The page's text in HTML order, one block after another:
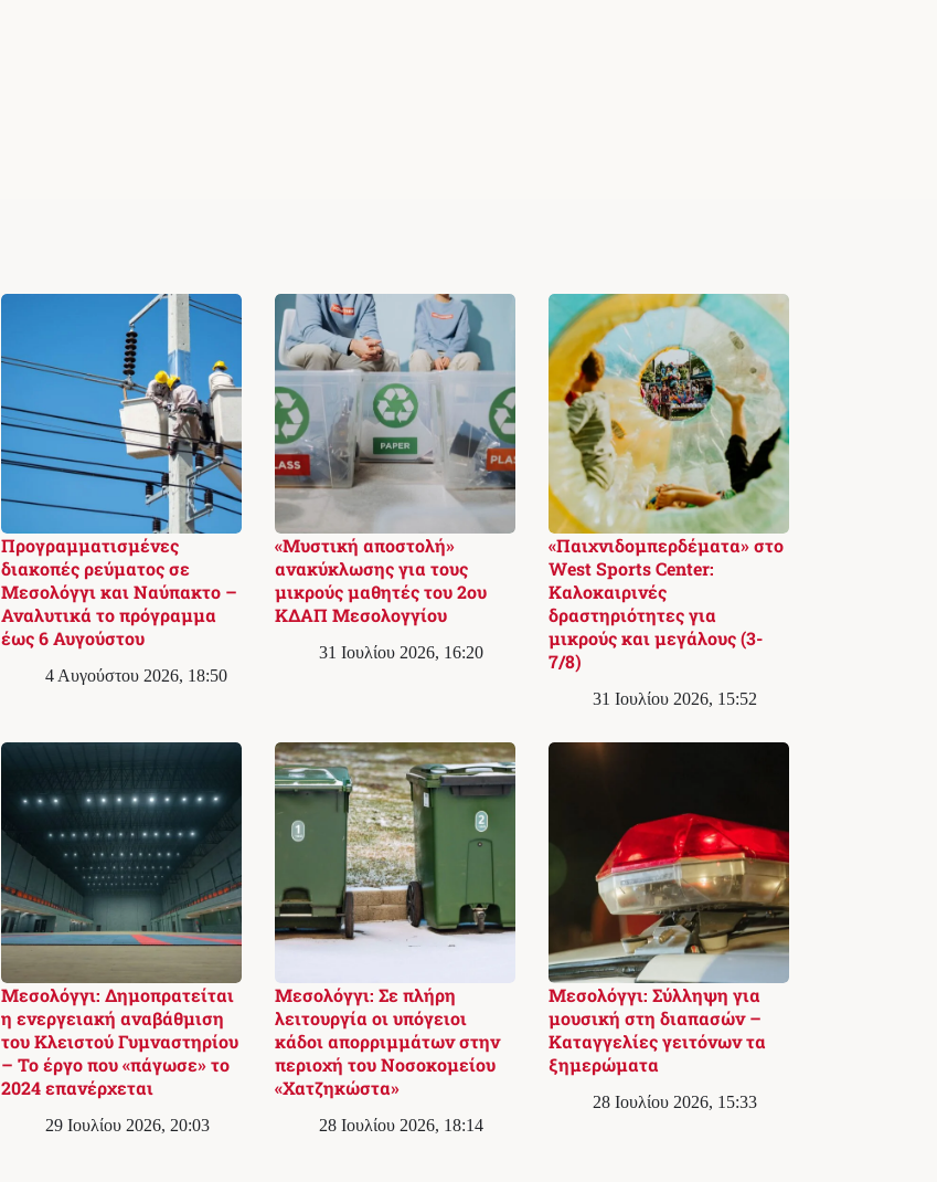
Προγραμματισμένες
διακοπές ρεύματος σε
Μεσολόγγι και Ναύπακτο –
Αναλυτικά το πρόγραμμα
έως 6 Αυγούστου
4 Αυγούστου 2026, 18:50
«Μυστική αποστολή»
ανακύκλωσης για τους
μικρούς μαθητές του 2ου
ΚΔΑΠ Μεσολογγίου
31 Ιουλίου 2026, 16:20
«Παιχνιδομπερδέματα» στο
West Sports Center:
Καλοκαιρινές
δραστηριότητες για
μικρούς και μεγάλους (3-
7/8)
31 Ιουλίου 2026, 15:52
Μεσολόγγι: Δημοπρατείται
η ενεργειακή αναβάθμιση
του Κλειστού Γυμναστηρίου
– Το έργο που «πάγωσε» το
2024 επανέρχεται
29 Ιουλίου 2026, 20:03
Μεσολόγγι: Σε πλήρη
λειτουργία οι υπόγειοι
κάδοι απορριμμάτων στην
περιοχή του Νοσοκομείου
«Χατζηκώστα»
28 Ιουλίου 2026, 18:14
Μεσολόγγι: Σύλληψη για
μουσική στη διαπασών –
Καταγγελίες γειτόνων τα
ξημερώματα
28 Ιουλίου 2026, 15:33